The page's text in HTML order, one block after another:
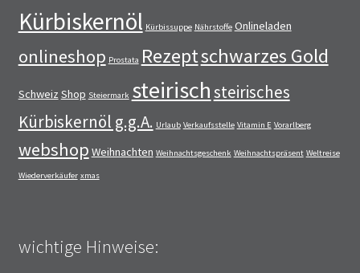
Kürbiskernöl Kürbissuppe Nährstoffe Onlineladen
onlineshop Prostata Rezeptschwarzes Gold
Schweiz Shop Steiermark steirischsteirisches
Kürbiskernöl g.g.A. Urlaub Verkaufsstelle Vitamin E Vorarlberg
webshop Weihnachten Weihnachtsgeschenk Weihnachtspräsent Weltreise
Wiederverkäufer xmas
wichtige Hinweise: